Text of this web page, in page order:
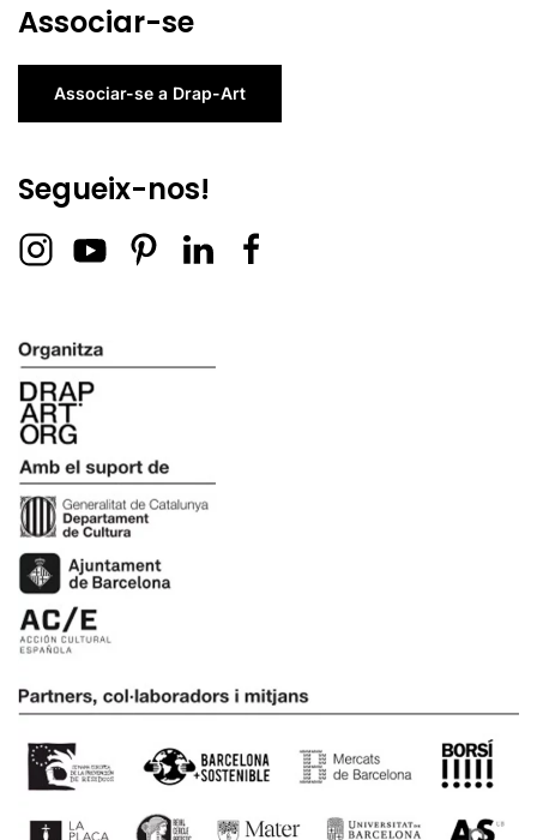
Associar-se
Associar-se a Drap-Art
Segueix-nos!